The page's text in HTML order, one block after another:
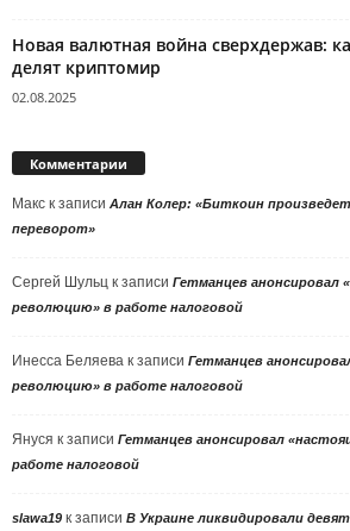
Новая валютная война сверхдержав:
делят криптомир
02.08.2025
Комментарии
Макс к записи Алан Колер: «Биткоин
переворот»
Сергей Шульц к записи Гетманцев анонсировал
революцию» в работе налоговой
Инесса Беляева к записи Гетманцев
революцию» в работе налоговой
Януся к записи Гетманцев анонсировал
работе налоговой
slawa19 к записи В Украине ликвидировали